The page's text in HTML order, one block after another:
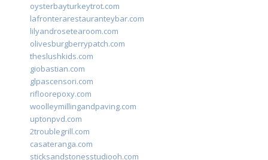
oysterbayturkeytrot.com
lafronterarestauranteybar.com
lilyandrosetearoom.com
olivesburgberrypatch.com
theslushkids.com
giobastian.com
glpascensori.com
rifloorepoxy.com
woolleymillingandpaving.com
uptonpvd.com
2troublegrill.com
casateranga.com
sticksandstonesstudiooh.com